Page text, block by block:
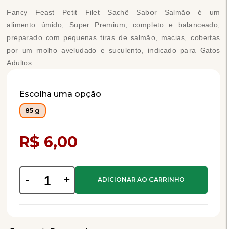
Fancy Feast Petit Filet Sachê Sabor Salmão é um
alimento úmido, Super Premium, completo e balanceado,
preparado com pequenas tiras de salmão, macias, cobertas
por um molho aveludado e suculento, indicado para Gatos
Adultos.
Escolha uma opção
85 g
R$ 6,00
- +